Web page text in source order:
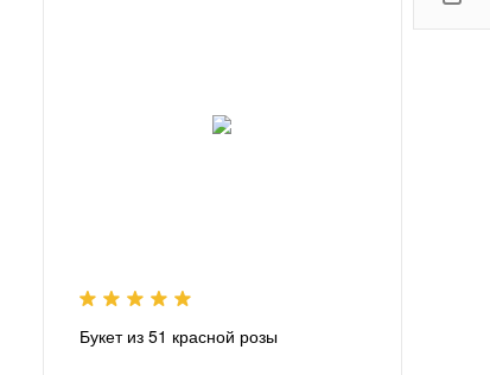
Букет из 51 красной розы